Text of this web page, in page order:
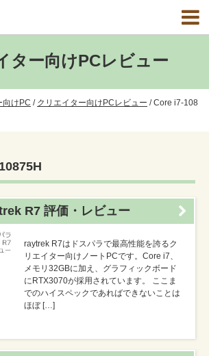
ター向けPCレビュー
向けPC / クリエイター向けPCレビュー /Core i7-108
R7 評価・レビュー
raytrek R7はドスパラで最高性能を誇るク
リエイター向けノートPCです。Core i7、
メモリ32GBに加え、グラフィックボード
にRTX3070が採用されています。 ここま
でのハイスペックであればできないことは
ほぼ […]